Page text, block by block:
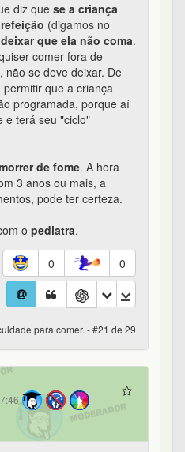
diz que se a criança
(digamos no
que ela não coma.
comer fora de
não se deve deixar. De
que a criança
programada, porque aí
e terá seu "ciclo"
de fome. A hora
3 anos ou mais, a
pode ter certeza.
o pediatra.
0 0
para comer. - #21 de 29